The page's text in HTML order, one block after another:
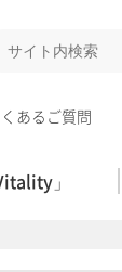
あるご質問
」